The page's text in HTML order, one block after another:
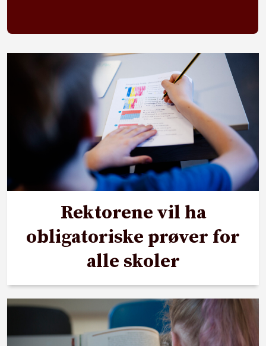
Rektorene vil ha
obligatoriske prøver for
alle skoler